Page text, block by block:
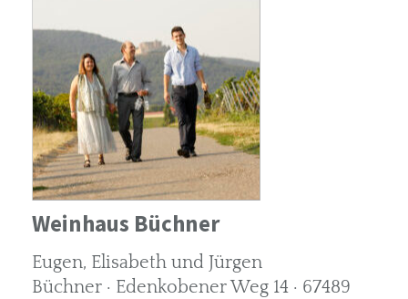
Weinhaus Büchner
Eugen, Elisabeth und Jürgen
Büchner · Edenkobener Weg 14 · 67489